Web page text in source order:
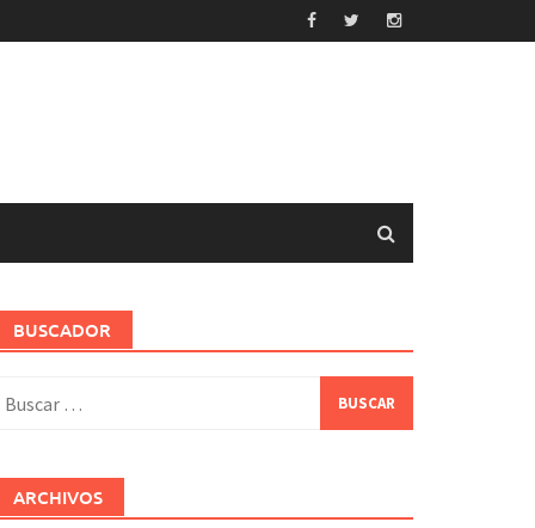
BUSCADOR
ARCHIVOS